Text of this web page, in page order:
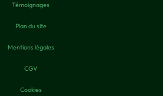
Témoignages
Plan du site
Mentions légales
CGV
Cookies